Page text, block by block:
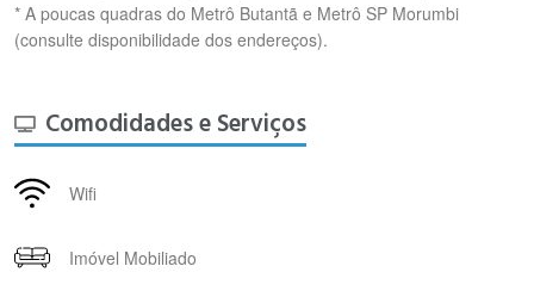
* A poucas quadras do Metrô Butantã e Metrô SP Morumbi
(consulte disponibilidade dos endereços).
Comodidades e Serviços
Wifi
Imóvel Mobiliado